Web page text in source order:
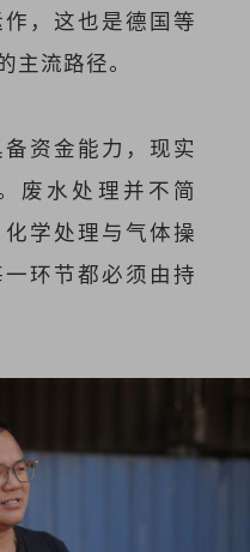
，这也是德国等
主流路径。
资金能力，现实
废水处理并不简
学处理与气体操
环节都必须由持